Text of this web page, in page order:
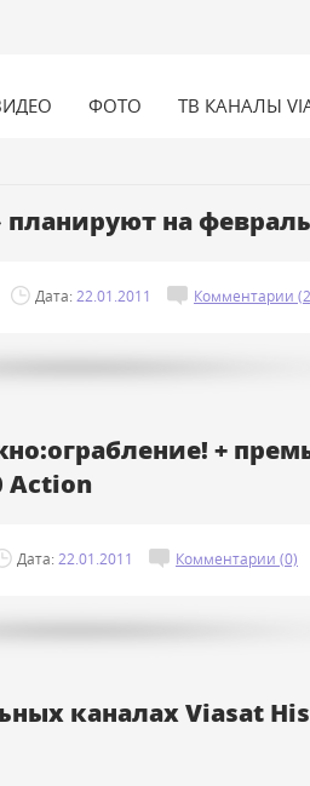
ФОТО ТВ КАНАЛЫ
планируют на февраль
Дата: 22.01.2011 Комментарии
+
Action
Дата: 22.01.2011 Комментарии (0)
каналах Viasat